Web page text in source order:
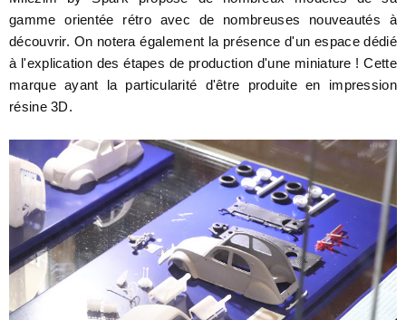
gamme orientée rétro avec de nombreuses nouveautés à
découvrir. On notera également la présence d'un espace dédié
à l'explication des étapes de production d'une miniature ! Cette
marque ayant la particularité d'être produite en impression
résine 3D.